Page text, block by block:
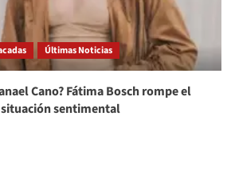
Últimas Noticias
Cano? Fátima Bosch rompe el
sentimental